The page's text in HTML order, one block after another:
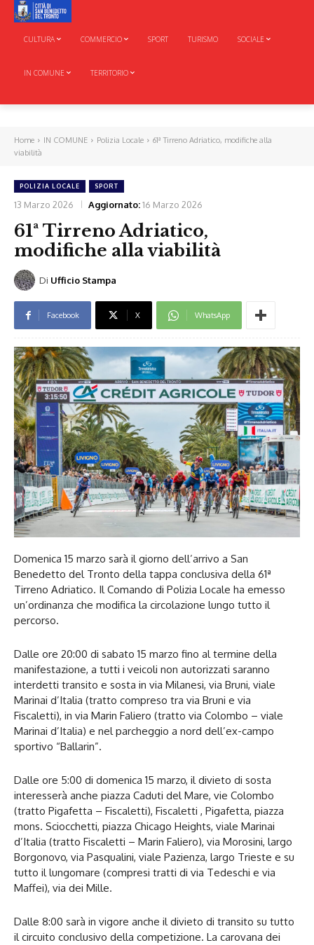
CULTURA COMMERCIO SPORT TURISMO SOCIALE
IN COMUNE TERRITORIO
Home IN COMUNE Polizia Locale
61ª Tirreno Adriatico, modifiche alla
viabilità
POLIZIA LOCALE SPORT
13 Marzo 2026 Aggiornato:16 Marzo 2026
61ª Tirreno Adriatico,
modifiche alla viabilità
Di Ufficio Stampa
Facebook X WhatsApp
Domenica 15 marzo sarà il giorno dell’arrivo a San
Benedetto del Tronto della tappa conclusiva della 61ª
Tirreno Adriatico. Il Comando di Polizia Locale ha emesso
un’ordinanza che modifica la circolazione lungo tutto il
percorso.
Dalle ore 20:00 di sabato 15 marzo fino al termine della
manifestazione, a tutti i veicoli non autorizzati saranno
interdetti transito e sosta in via Milanesi, via Bruni, viale
Marinai d’Italia (tratto compreso tra via Bruni e via
Fiscaletti), in via Marin Faliero (tratto via Colombo – viale
Marinai d’Italia) e nel parcheggio a nord dell’ex-campo
sportivo “Ballarin”.
Dalle ore 5:00 di domenica 15 marzo, il divieto di sosta
interesserà anche piazza Caduti del Mare, vie Colombo
(tratto Pigafetta – Fiscaletti), Fiscaletti , Pigafetta, piazza
mons. Sciocchetti, piazza Chicago Heights, viale Marinai
d’Italia (tratto Fiscaletti – Marin Faliero), via Morosini, largo
Borgonovo, via Pasqualini, viale Pazienza, largo Trieste e su
tutto il lungomare (compresi tratti di via Tedeschi e via
Maffei), via dei Mille.
Dalle 8:00 sarà in vigore anche il divieto di transito su tutto
il circuito conclusivo della competizione. La carovana dei